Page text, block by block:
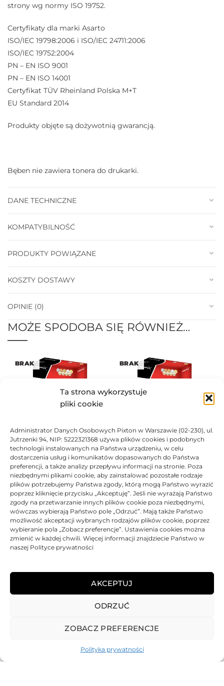
Ta strona wykorzystuje
pliki cookie
Administrator Danych Osobowych Pixton w Warszawie (02-230), ul.
Jutrzenki 94, NIP: 5222321368 używa plików cookies i podobnych
technologii instalowanych na Państwa urządzeniu, w celu
dostarczenia usług i komunikatów dopasowanych do Państwa
preferencji, a także analizy przepływu informacji na stronie. Poza
niezbędnymi plikami cookie, aby zainstalować pozostałe rodzaje
plików potrzebujemy Państwa zgody, którą mogą Państwo wyrazić
poprzez kliknięcie przycisku „Akceptuję”. Jeśli nie wyrażają Państwo
zgody na przetwarzanie innych plików cookie poza niezbędnymi,
wówczas wybierają Państwo pole „Odrzuć”. Mają także Państwo
możliwość akceptacji wybranych rodzajów plików cookie, poprzez
wybieranie pola „Zobacz preferencje”. Ustawienia cookies można
zmienić w każdej chwili. Więcej informacji znajdziecie Państwo w
naszej Polityce prywatności
AKCEPTUJ
ODRZUĆ
ZOBACZ PREFERENCJE
Polityka prywatności
strony wg normy ISO 19752.
Certyfikaty dla marki Asarto
ISO/IEC 19798:2006 i ISO/IEC 24711:2006
ISO/IEC 19752:2004
PN – EN ISO 9001
PN – EN ISO 14001
Certyfikat TÜV Rheinland Polska M+T
EU Standard 2014
Produkty objęte są dożywotnią gwarancją.
Bęben nie zawiera tonera do drukarki.
DANE TECHNICZNE
KOMPATYBILNOŚĆ
PRODUKTY POWIĄZANE
KOSZTY DOSTAWY
OPINIE (0)
MOŻE SPODOBA SIĘ RÓWNIEŻ…
BRAK
Bęben Asarto zamiennik do
HP 828A CF359A
Oceniono0na 5
748,75 zł
BRAK
Bęben Asarto zamiennik do
HP 828A CF358A
296,58zł
BRAK
Oceniono